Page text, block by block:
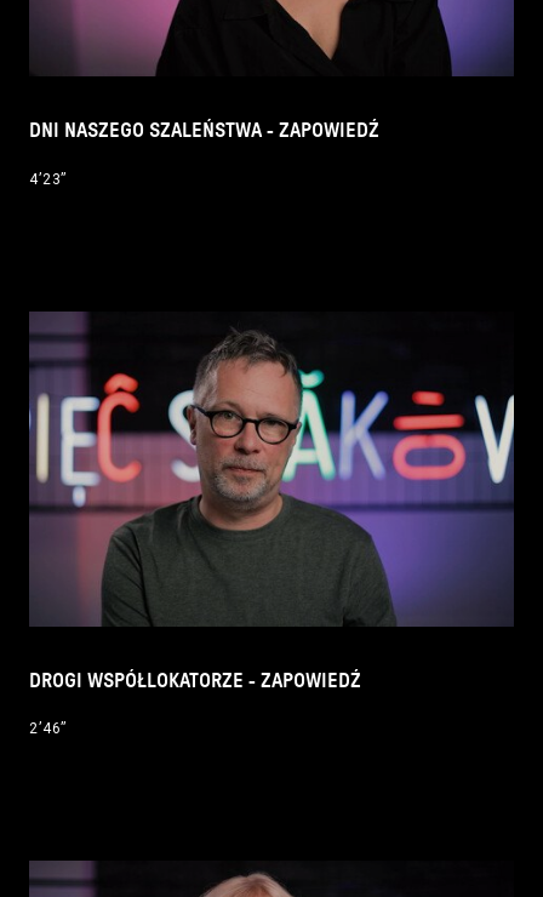
DNI NASZEGO SZALEŃSTWA - ZAPOWIEDŹ
4’23’’
DROGI WSPÓŁLOKATORZE - ZAPOWIEDŹ
2’46’’